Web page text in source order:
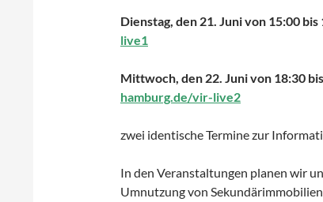
Dienstag, den 21. Juni von 15:00
live1
Mittwoch, den 22. Juni von 18:30
hamburg.de/vir-live2
zwei identische Termine zur
In den Veranstaltungen planen wir
Umnutzung von